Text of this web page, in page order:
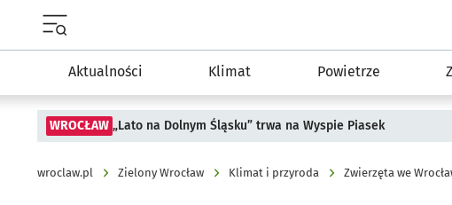
Aktualności Klimat Powietrze
WROCŁAW „Lato na Dolnym Śląsku” trwa na Wyspie Piasek
wroclaw.pl Zielony Wrocław Klimat i przyroda Zwierzęta we